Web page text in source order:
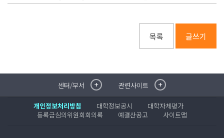
목록 글쓰기
센터/부서취·창업지원센터
국제대학교 입학안내
학술정보원
학생생활관
관련사이트이메일무단수집거부
무선인터넷이용안내
포탈사이트
증명발급사이트
개인정보처리방침 대학정보공시
대학자체평가
등록금심의위원회회의록
예결산공고 사이트맵